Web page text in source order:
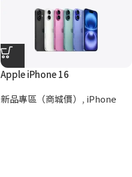
Apple iPhone 16
新品專區（商城價） , iPhone